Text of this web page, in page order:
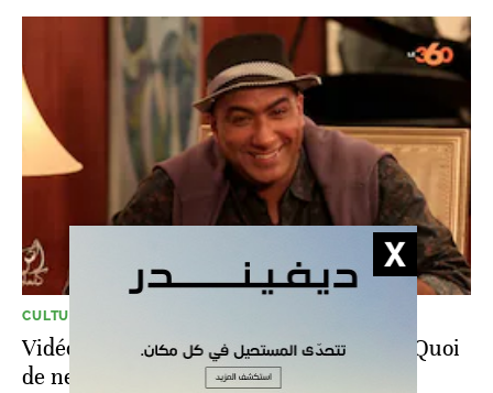
CULTURE
Vidéo. Teaser. Mourad Asmer invité de "Quoi
de neuf?"